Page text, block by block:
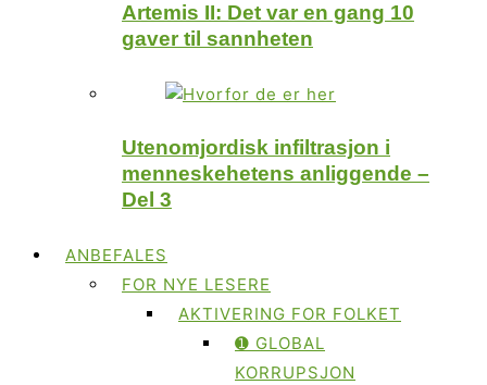
Artemis II: Det var en gang 10
gaver til sannheten
Utenomjordisk infiltrasjon i
menneskehetens anliggende –
Del 3
ANBEFALES
FOR NYE LESERE
AKTIVERING FOR FOLKET
➊ GLOBAL
KORRUPSJON